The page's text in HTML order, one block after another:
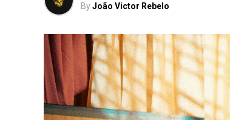
ByJoão Victor Rebelo